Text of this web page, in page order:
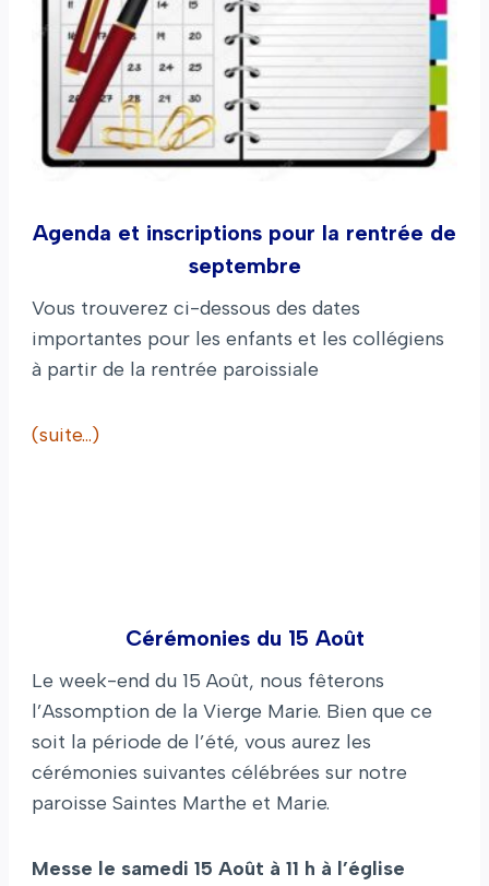
Agenda et inscriptions pour la rentrée de
septembre
Vous trouverez ci-dessous des dates
importantes pour les enfants et les collégiens
à partir de la rentrée paroissiale
(suite…)
Cérémonies du 15 Août
Le week-end du 15 Août, nous fêterons
l’Assomption de la Vierge Marie. Bien que ce
soit la période de l’été, vous aurez les
cérémonies suivantes célébrées sur notre
paroisse Saintes Marthe et Marie.
Messe le samedi 15 Août à 11 h à l’église